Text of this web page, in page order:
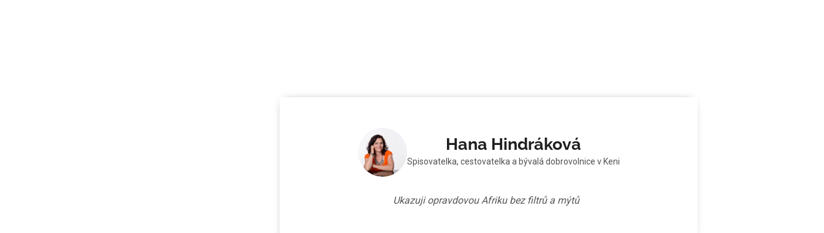
Hana Hindráková
Spisovatelka, cestovatelka a bývalá dobrovolnice v Keni
Ukazuji opravdovou Afriku bez filtrů a mýtů